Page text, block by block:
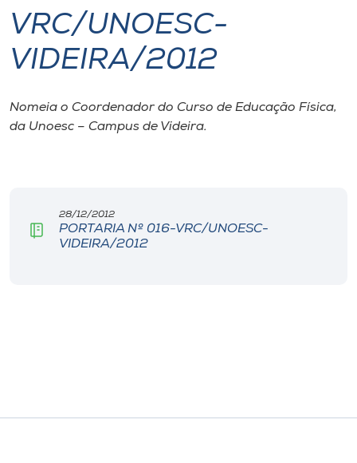
I.nova
Cultura
Biblioteca
VRC/UNOESC-
VIDEIRA/2012
Nomeia o Coordenador do Curso de Educação Física,
da Unoesc – Campus de Videira.
28/12/2012
PORTARIA Nº 016-VRC/UNOESC-
VIDEIRA/2012